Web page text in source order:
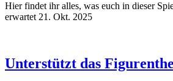
Hier findet ihr alles, was euch in dieser
erwartet 21. Okt. 2025
Unterstützt das